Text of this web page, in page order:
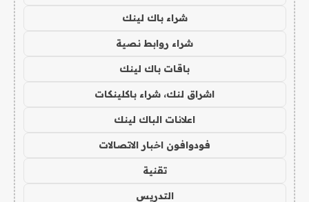
شراء باك لينك
شراء روابط نصية
باقات باك لينك
اشراق لنك، شراء باكلينكات
اعلانات الباك لينك
فودوافون اخبار الاتصالات
تقنية
التدريس